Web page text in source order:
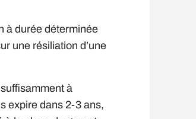
à durée déterminée
une résiliation d’une
à
expire dans 2-3 ans,